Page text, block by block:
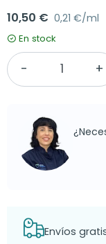
10,50 € 0,21 €/ml
En stock
Envíos